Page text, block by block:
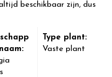
beschikbaar zijn, dus
Type plant:
Vaste plant